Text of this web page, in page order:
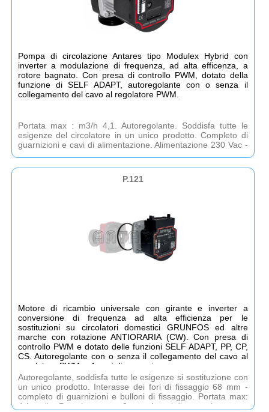
Pompa di circolazione Antares tipo Modulex Hybrid con
inverter a modulazione di frequenza, ad alta efficenza, a
rotore bagnato. Con presa di controllo PWM, dotato della
funzione di SELF ADAPT, autoregolante con o senza il
collegamento del cavo al regolatore PWM.
Portata max : m3/h 4,1. Autoregolante. Soddisfa tutte le
esigenze del circolatore in un unico prodotto. Completo di
guarnizioni e cavi di alimentazione. Alimentazione 230 Vac -
P.121
Motore di ricambio universale con girante e inverter a
conversione di frequenza ad alta efficienza per le
sostituzioni su circolatori domestici GRUNFOS ed altre
marche con rotazione ANTIORARIA (CW). Con presa di
controllo PWM e dotato delle funzioni SELF ADAPT, PP, CP,
CS. Autoregolante con o senza il collegamento del cavo al
regolatore PWM. - 4 anni di garanzia.
Autoregolante, soddisfa tutte le esigenze si sostituzione con
un unico prodotto. Interasse dei fori di fissaggio 68 mm -
completo di guarnizioni e bulloni di fissaggio. Portata max:
4,1 mc/h - Prevalenza max 8 mt. - 4 anni di garanzia.